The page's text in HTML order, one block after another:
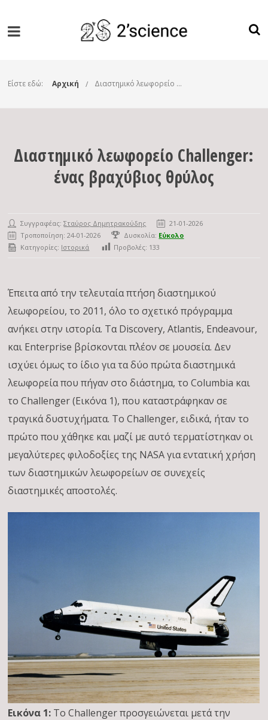
Είστε εδώ: Αρχική Διαστημικό λεωφορείο Challenger: ένας βραχύβιος θρύλος
Διαστημικό λεωφορείο Challenger:
ένας βραχύβιος θρύλος
Συγγραφέας:Σταύρος Δημητρακούδης
21-01-2026
Τροποποίηση: 24-01-2026
Δυσκολία: Εύκολο
Κατηγορίες: Ιστορικά Προβολές: 133
Έπειτα από την τελευταία πτήση διαστημικού
λεωφορείου, το 2011, όλο το σχετικό πρόγραμμα
ανήκει στην ιστορία. Τα Discovery, Atlantis, Endeavour,
και Enterprise βρίσκονται πλέον σε μουσεία. Δεν
ισχύει όμως το ίδιο για τα δύο πρώτα διαστημικά
λεωφορεία που πήγαν στο διάστημα, το Columbia και
το Challenger (Εικόνα 1), που καταστράφηκαν σε
τραγικά δυστυχήματα. Το Challenger, ειδικά, ήταν το
πρώτο που χάθηκε και μαζί με αυτό τερματίστηκαν οι
μεγαλύτερες φιλοδοξίες της NASA για εντατική χρήση
των διαστημικών λεωφορείων σε συνεχείς
διαστημικές αποστολές.
Εικόνα 1: Το Challenger προσγειώνεται μετά την